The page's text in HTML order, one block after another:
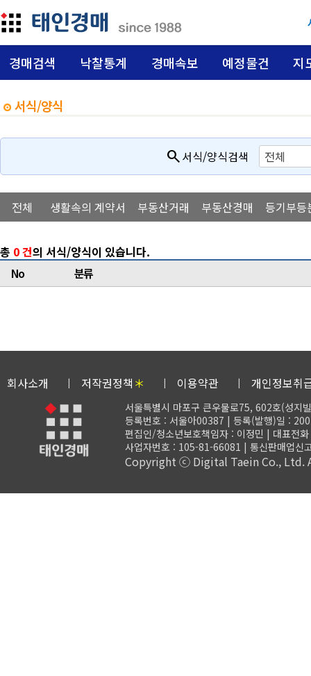
경매검색 낙찰통계 경매속보 예정물건 지
서식/양식
search서식/양식검색
전체 생활속의 계약서 부동산거래 부동산경매 등기부등
총 0 건의 서식/양식이 있습니다.
No
분류
회사소개 저작권정책 ＊ 이용약관 개인정보취
서울특별시 마포구 큰우물로75, 602호(성지
등록번호 : 서울아00387 | 등록(발행)일 :
편집인/청소년보호책임자 : 이정민 | 대표
사업자번호 : 105-81-66081 | 통신판매업
Copyright ⓒ Digital Taein Co., Ltd.